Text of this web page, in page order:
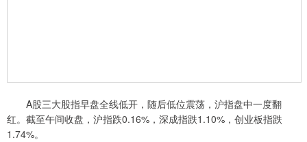
A股三大股指早盘全线低开，随后低位震荡，沪指盘中一度翻
红。截至午间收盘，沪指跌0.16%，深成指跌1.10%，创业板指跌
1.74%。